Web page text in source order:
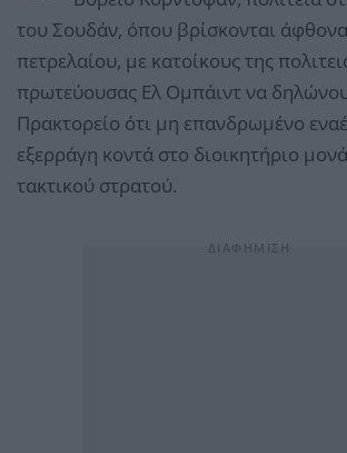
του Σουδάν, όπου βρίσκονται
πετρελαίου, με κατοίκους της
πρωτεύουσας Ελ Ομπάιντ να
Πρακτορείο ότι μη επανδρωμένο
εξερράγη κοντά στο διοικητήριο
τακτικού στρατού.